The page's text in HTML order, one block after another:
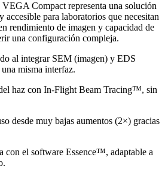
Compact representa una solución
para laboratorios que necesitan
rendimiento de imagen y capacidad de
una configuración compleja.
al integrar SEM (imagen) y EDS
misma interfaz.
haz con In-Flight Beam Tracing™, sin
desde muy bajas aumentos (2×) gracias
con el software Essence™, adaptable a